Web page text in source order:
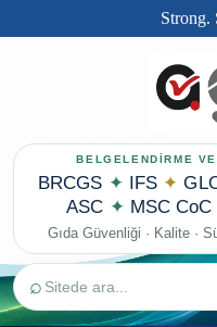
Strong.
BELGELENDİRME
BRCGS ✦ IFS ✦
ASC ✦ MSC CoC
Gıda Güvenliği · Kalite ·
⌕